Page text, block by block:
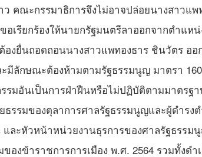
ว คณะกรรมาธิการจึงไม่อาจปล่อยนางสาวแ
อเรียกร้องให้นายกรัฐมนตรีลาออกจากตำแ
งยื่นถอดถอนนางสาวแพทองธาร ชินวัตร อ
ลักษณะต้องห้ามตามรัฐธรรมนูญ มาตรา
รมอันเป็นการฝ่าฝืนหรือไม่ปฏิบัติตามมาตรฐา
ธรรมของตุลาการศาลรัฐธรรมนูญและผู้ดำรง
ละหัวหน้าหน่วยงานธุรการของศาลรัฐธรรม
ของข้าราชการการเมือง พ.ศ. 2564 รวมทั้งด